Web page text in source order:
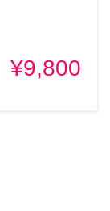
¥9,800